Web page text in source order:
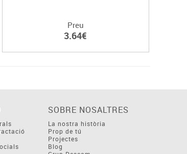
Preu
3.64€
SOBRE NOSALTRES
La nostra història
Prop de tú
Projectes
Blog